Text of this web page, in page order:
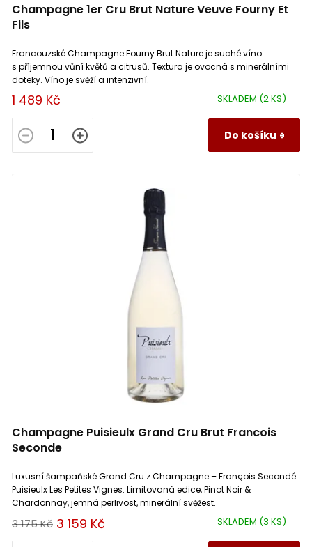
Champagne 1er Cru Brut Nature Veuve Fourny Et
Fils
SKLADEM (2 KS)
1 489 Kč
Do košíku
Francouzské Champagne Fourny Brut Nature je suché víno
s příjemnou vůní květů a citrusů. Textura je ovocná s minerálními
doteky. Víno je svěží a intenzivní.
Champagne Puisieulx Grand Cru Brut Francois
Seconde
SKLADEM (3 KS)
3 175 Kč 3 159 Kč
Luxusní šampaňské Grand Cru z Champagne – François Secondé
Puisieulx Les Petites Vignes. Limitovaná edice, Pinot Noir &
Chardonnay, jemná perlivost, minerální svěžest.